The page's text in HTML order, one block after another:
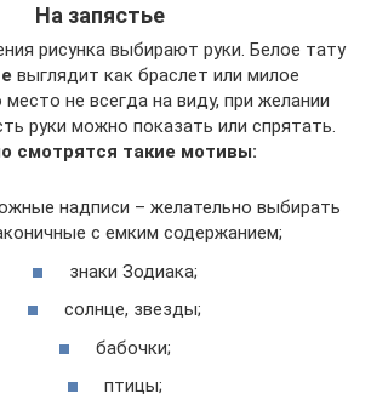
На запястье
рисунка выбирают руки. Белое тату
выглядит как браслет или милое
не всегда на виду, при желании
руки можно показать или спрятать.
смотрятся такие мотивы:
надписи – желательно выбирать
с емким содержанием;
знаки Зодиака;
солнце, звезды;
бабочки;
птицы;